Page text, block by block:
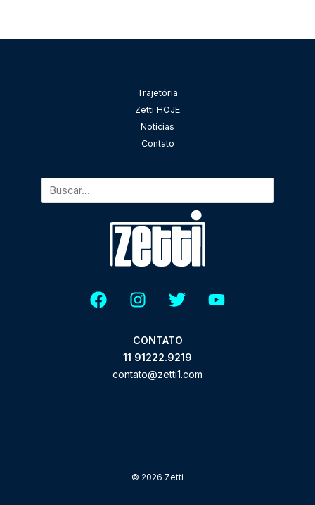
Trajetória
Zetti HOJE
Notícias
Contato
Pesquisar
CONTATO
11 91222.9219
contato@zetti1.com
© 2026 Zetti